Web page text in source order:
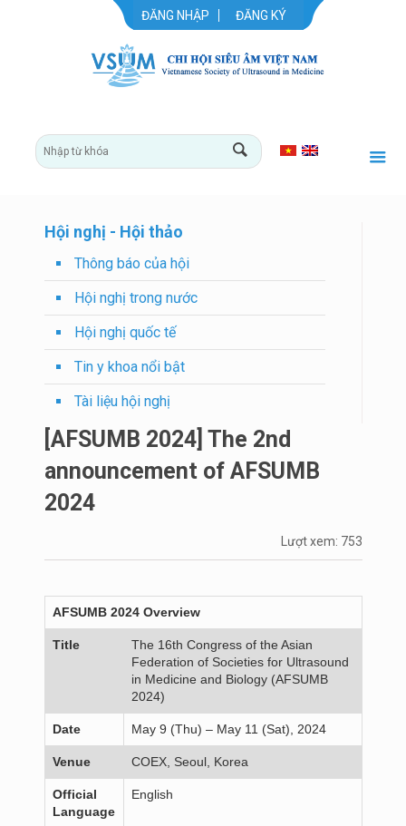
ĐĂNG NHẬP ĐĂNG KÝ
Hội nghị - Hội thảo
Thông báo của hội
Hội nghị trong nước
Hội nghị quốc tế
Tin y khoa nổi bật
Tài liệu hội nghị
[AFSUMB 2024] The 2nd
announcement of AFSUMB
2024
Lượt xem: 753
AFSUMB 2024 Overview
Title
The 16th Congress of the Asian
Federation of Societies for Ultrasound
in Medicine and Biology (AFSUMB
2024)
Date May 9 (Thu) – May 11 (Sat), 2024
Venue COEX, Seoul, Korea
Official
Language
English